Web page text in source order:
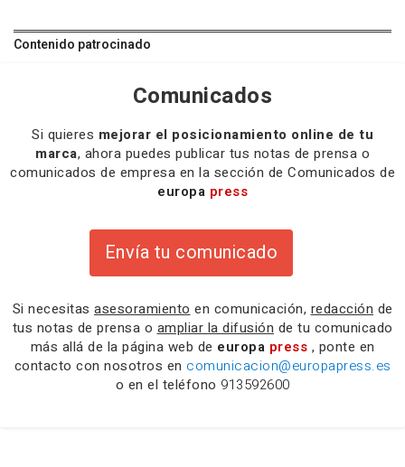
Contenido patrocinado
Comunicados
Si quieres mejorar el posicionamiento online de tu
marca, ahora puedes publicar tus notas de prensa o
comunicados de empresa en la sección de Comunicados de
europa press
Envía tu comunicado
Si necesitas asesoramiento en comunicación, redacción de
tus notas de prensa o ampliar la difusión de tu comunicado
más allá de la página web de europa press , ponte en
contacto con nosotros en comunicacion@europapress.es
o en el teléfono 913592600